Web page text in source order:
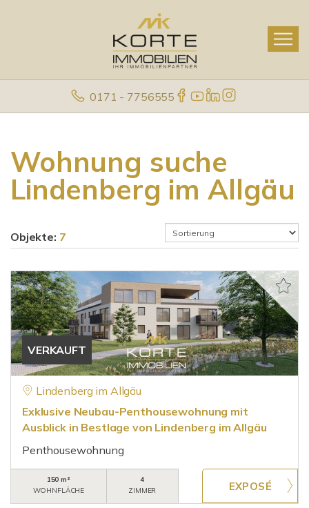
0171 - 7756555
Wohnung suche
Lindenberg im Allgäu
Objekte: 7
VERKAUFT
Lindenberg im Allgäu
Exklusive Neubau-Penthousewohnung mit
Ausblick in Bestlage von Lindenberg im Allgäu
Penthousewohnung
150 m²
WOHNFLÄCHE
4
ZIMMER